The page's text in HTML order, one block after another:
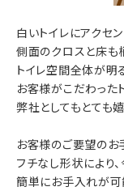
白いトイレにアクセ
側面のクロスと床も
トイレ空間全体が明
お客様がこだわった
弊社としてもとても嬉
お客様のご要望のお
フチなし形状により
簡単にお手入れが可